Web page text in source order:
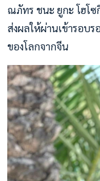
ณภัทร ชนะ ยูกะ โฮโ
ส่งผลให้ผ่านเข้ารอบร
ของโลกจากจีน